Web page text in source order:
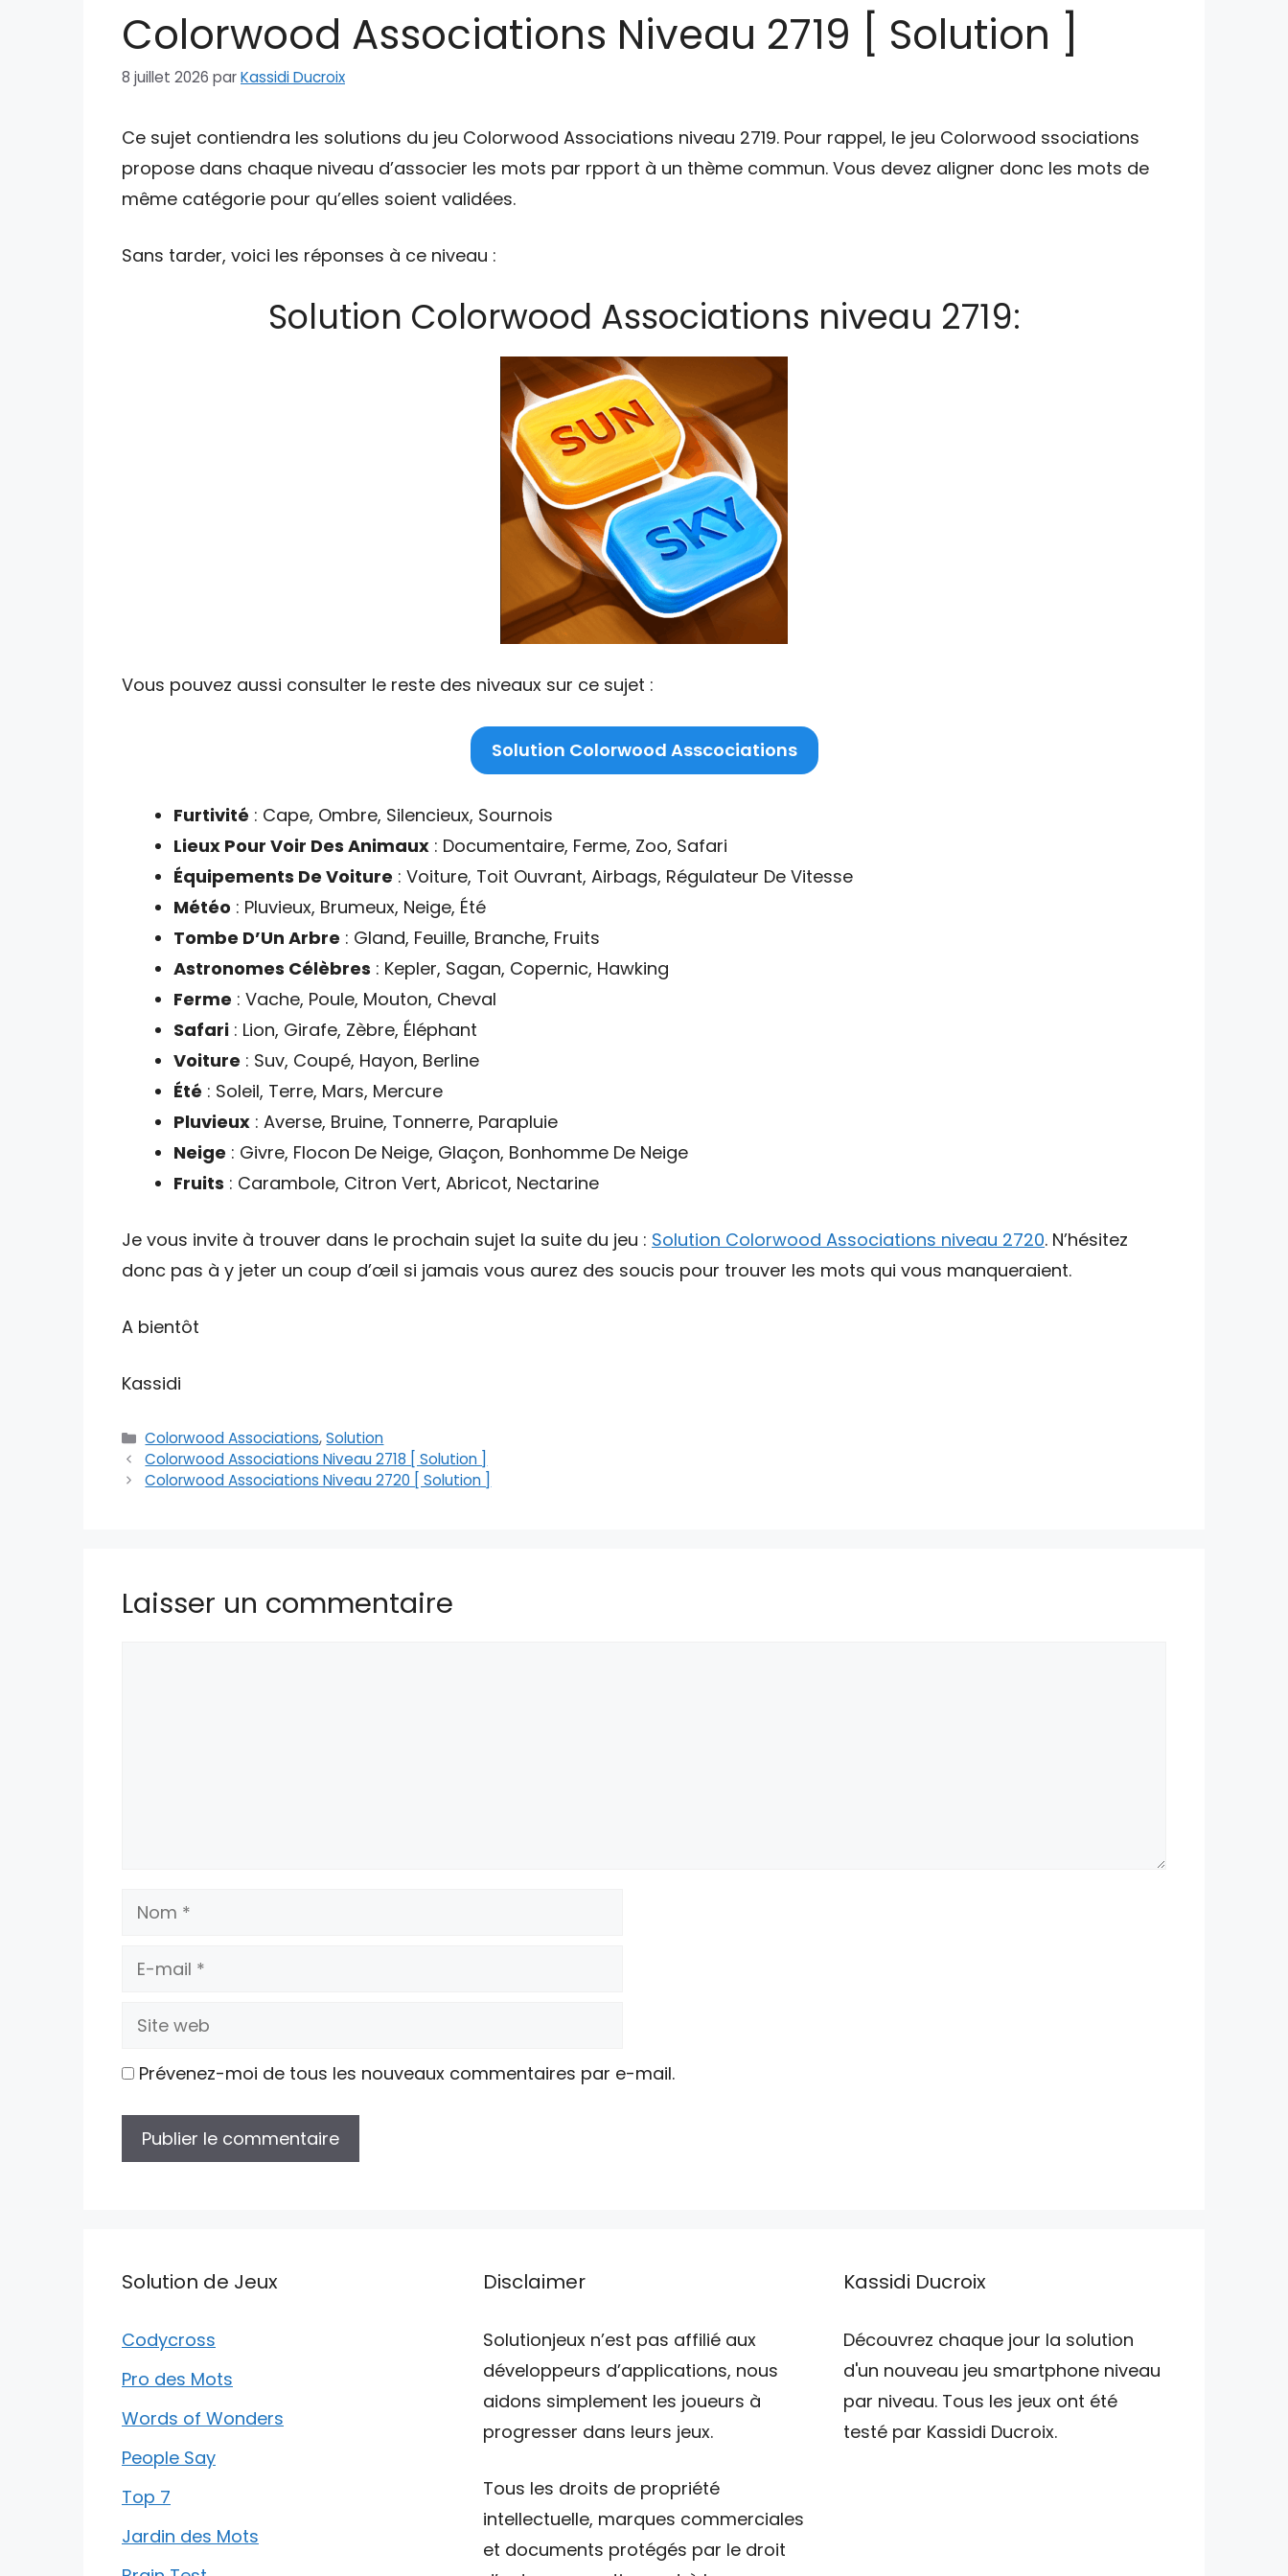
Colorwood Associations Niveau 2719 [ Solution ]
8 juillet 2026 parKassidi Ducroix
Ce sujet contiendra les solutions du jeu Colorwood Associations niveau 2719. Pour rappel, le jeu Colorwood ssociations
propose dans chaque niveau d’associer les mots par rpport à un thème commun. Vous devez aligner donc les mots de
même catégorie pour qu’elles soient validées.
Sans tarder, voici les réponses à ce niveau :
Solution Colorwood Associations niveau 2719:
Vous pouvez aussi consulter le reste des niveaux sur ce sujet :
Solution Colorwood Asscociations
Furtivité : Cape, Ombre, Silencieux, Sournois
Lieux Pour Voir Des Animaux : Documentaire, Ferme, Zoo, Safari
Équipements De Voiture : Voiture, Toit Ouvrant, Airbags, Régulateur De Vitesse
Météo : Pluvieux, Brumeux, Neige, Été
Tombe D’Un Arbre : Gland, Feuille, Branche, Fruits
Astronomes Célèbres : Kepler, Sagan, Copernic, Hawking
Ferme : Vache, Poule, Mouton, Cheval
Safari : Lion, Girafe, Zèbre, Éléphant
Voiture : Suv, Coupé, Hayon, Berline
Été : Soleil, Terre, Mars, Mercure
Pluvieux : Averse, Bruine, Tonnerre, Parapluie
Neige : Givre, Flocon De Neige, Glaçon, Bonhomme De Neige
Fruits : Carambole, Citron Vert, Abricot, Nectarine
Je vous invite à trouver dans le prochain sujet la suite du jeu : Solution Colorwood Associations niveau 2720. N’hésitez
donc pas à y jeter un coup d’œil si jamais vous aurez des soucis pour trouver les mots qui vous manqueraient.
A bientôt
Kassidi
Catégories
Colorwood Associations,Solution
Colorwood Associations Niveau 2718 [ Solution ]
Colorwood Associations Niveau 2720 [ Solution ]
Laisser un commentaire
Nom
E-
Site
Prévenez-moi de tous les nouveaux commentaires par e-mail.
Solution de Jeux
Codycross
Pro des Mots
Words of Wonders
People Say
Top 7
Jardin des Mots
Disclaimer
Solutionjeux n’est pas affilié aux
développeurs d’applications, nous
aidons simplement les joueurs à
progresser dans leurs jeux.
Tous les droits de propriété
intellectuelle, marques commerciales
et documents protégés par le droit
Kassidi Ducroix
Découvrez chaque jour la solution
d'un nouveau jeu smartphone niveau
par niveau. Tous les jeux ont été
testé par Kassidi Ducroix.